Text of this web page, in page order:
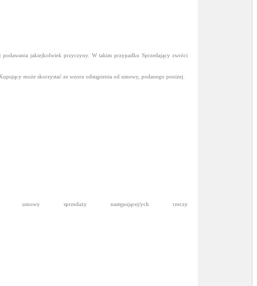
jakiejkolwiek przyczyny. W takim przypadku Sprzedający zwróci
może skorzystać ze wzoru odstąpienia od umowy, podanego poniżej.
sprzedaży następującej/ych rzeczy